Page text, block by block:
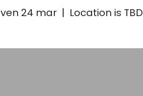
ven 24 mar
  |
Location is TBD